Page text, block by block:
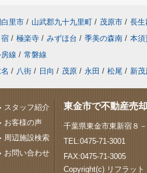
里市 / 山武郡九十九里町 / 茂原市 / 長生
宿 / 極楽寺 / みずほ台 / 季美の森南 / 本須
線 / 常磐線
/ 八街 / 日向 / 茂原 / 永田 / 松尾 / 新茂
スタッフ紹介
お客様の声
周辺施設検索
お問い合わせ
東金市で不動産売
千葉県東金市東新宿８－
TEL:0475-71-3001
FAX:0475-71-3005
Copyright(c) リフラッ